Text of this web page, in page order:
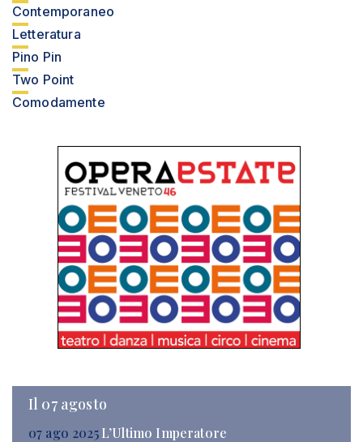
Contemporaneo
Letteratura
Pino Pin
Two Point
Comodamente
Il 07 agosto
07 ago 2025 L’Ultimo Imperatore